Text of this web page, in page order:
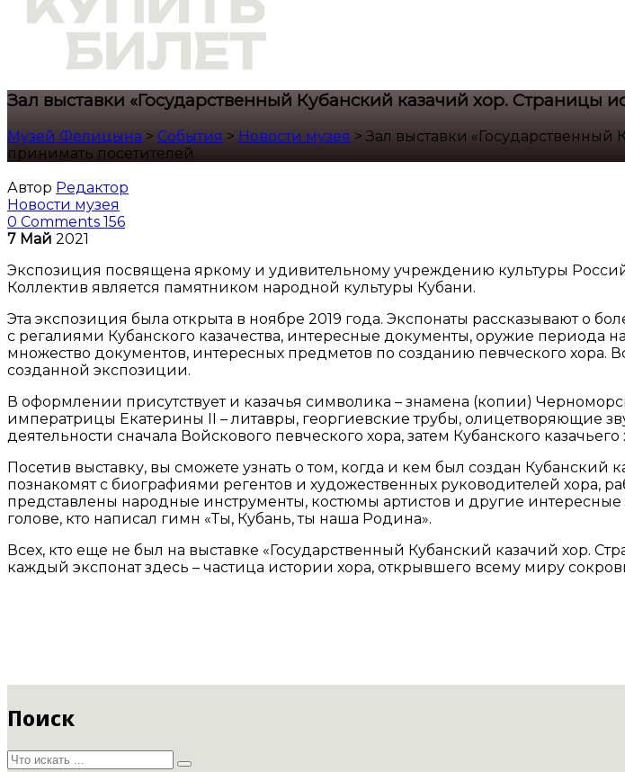
Зал выставки «Государственный Кубанский казачий хор. Страницы
Музей Фелицына > События > Новости музея > Зал выставки «Государственный
принимать посетителей
Автор Редактор
Новости музея
0 Comments 156
7 Май 2021
Экспозиция посвящена яркому и удивительному учреждению культуры
Коллектив является памятником народной культуры Кубани.
Эта экспозиция была открыта в ноябре 2019 года. Экспонаты рассказывают о
с регалиями Кубанского казачества, интересные документы, оружие периода
множество документов, интересных предметов по созданию певческого хора.
созданной экспозиции.
В оформлении присутствует и казачья символика – знамена (копии)
императрицы Екатерины II – литавры, георгиевские трубы, олицетворяющие
деятельности сначала Войскового певческого хора, затем Кубанского
Посетив выставку, вы сможете узнать о том, когда и кем был создан
познакомят с биографиями регентов и художественных руководителей хора,
представлены народные инструменты, костюмы артистов и другие
голове, кто написал гимн «Ты, Кубань, ты наша Родина».
Всех, кто еще не был на выставке «Государственный Кубанский казачий хор.
каждый экспонат здесь – частица истории хора, открывшего всему миру
Поиск